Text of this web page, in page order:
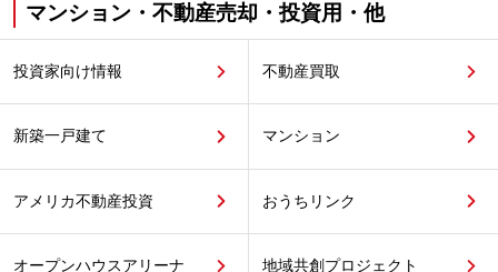
マンション・不動産売却・投資用・他
投資家向け情報 不動産買取
新築一戸建て マンション
アメリカ不動産投資 おうちリンク
オープンハウスアリーナ 地域共創プロジェクト